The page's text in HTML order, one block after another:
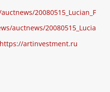
20080515_Lucian_F
auctnews/20080515_Lucia
https://artinvestment.ru